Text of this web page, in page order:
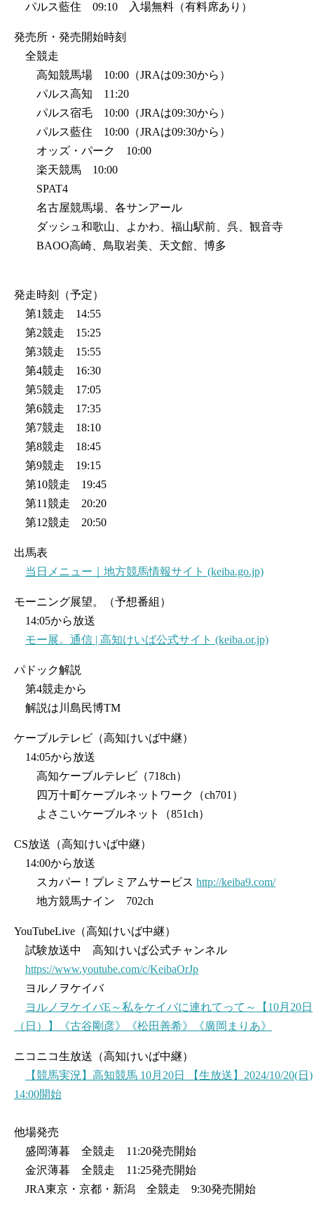
パルス藍住 09:10 入場無料（有料席あり）
発売所・発売開始時刻
全競走
高知競馬場 10:00（JRAは09:30から）
パルス高知 11:20
パルス宿毛 10:00（JRAは09:30から）
パルス藍住 10:00（JRAは09:30から）
オッズ・パーク 10:00
楽天競馬 10:00
SPAT4
名古屋競馬場、各サンアール
ダッシュ和歌山、よかわ、福山駅前、呉、観音寺
BAOO高崎、鳥取岩美、天文館、博多
発走時刻（予定）
第1競走 14:55
第2競走 15:25
第3競走 15:55
第4競走 16:30
第5競走 17:05
第6競走 17:35
第7競走 18:10
第8競走 18:45
第9競走 19:15
第10競走 19:45
第11競走 20:20
第12競走 20:50
出馬表
当日メニュー｜地方競馬情報サイト (keiba.go.jp)
モーニング展望。（予想番組）
14:05から放送
モー展。通信 | 高知けいば公式サイト (keiba.or.jp)
パドック解説
第4競走から
解説は川島民博TM
ケーブルテレビ（高知けいば中継）
14:05から放送
高知ケーブルテレビ（718ch）
四万十町ケーブルネットワーク（ch701）
よさこいケーブルネット（851ch）
CS放送（高知けいば中継）
14:00から放送
スカパー！プレミアムサービス http://keiba9.com/
地方競馬ナイン 702ch
YouTubeLive（高知けいば中継）
試験放送中 高知けいば公式チャンネル
https://www.youtube.com/c/KeibaOrJp
ヨルノヲケイバ
ヨルノヲケイバE～私をケイバに連れてって～【10月20日
（日）】《古谷剛彦》《松田善希》《廣岡まりあ》
ニコニコ生放送（高知けいば中継）
【競馬実況】高知競馬 10月20日 【生放送】2024/10/20(日)
14:00開始
他場発売
盛岡薄暮 全競走 11:20発売開始
金沢薄暮 全競走 11:25発売開始
JRA東京・京都・新潟 全競走 9:30発売開始